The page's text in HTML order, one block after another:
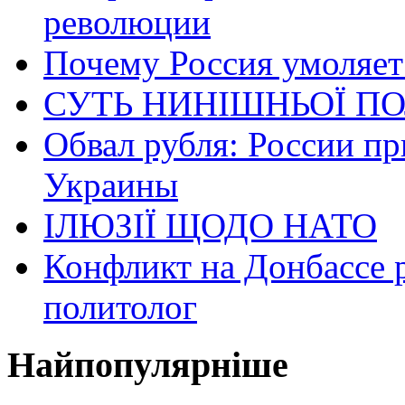
революции
Почему Россия
СУТЬ НИНІШНЬОЇ
Обвал рубля: России
Украины
ІЛЮЗІЇ ЩОДО НАТО
Конфликт на Донбассе
политолог
Найпопулярніше